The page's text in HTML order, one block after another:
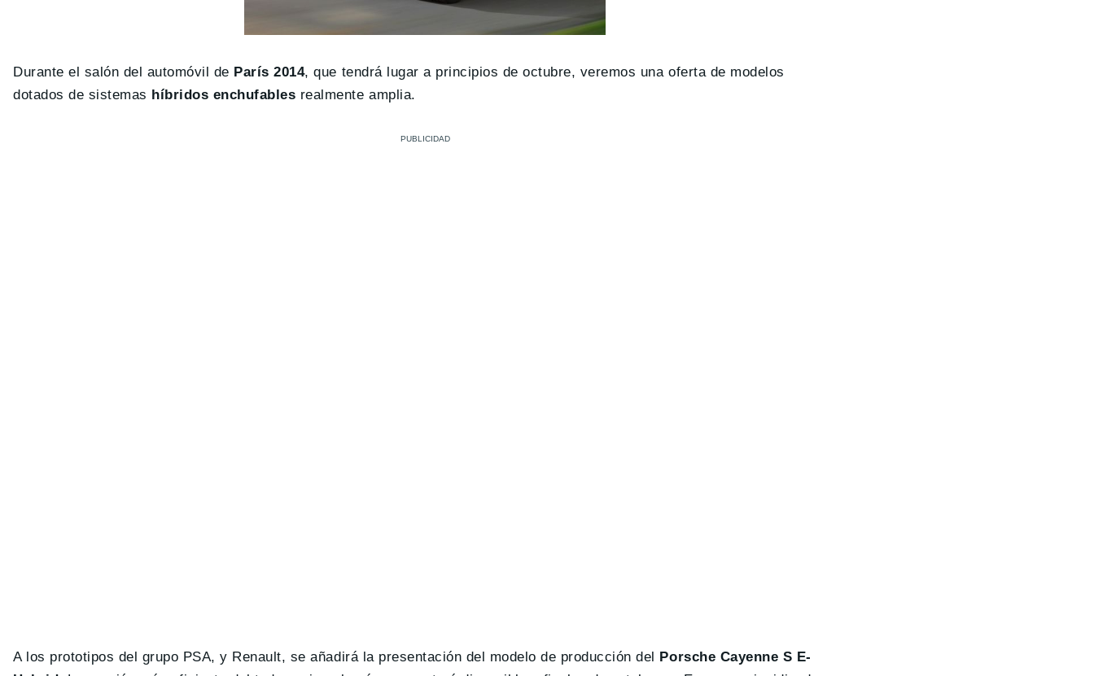
Durante el salón del automóvil de París 2014, que tendrá lugar a principios de octubre, veremos una oferta de modelos
dotados de sistemas híbridos enchufables realmente amplia.
A los prototipos del grupo PSA, y Renault, se añadirá la presentación del modelo de producción del
Porsche Cayenne S E-